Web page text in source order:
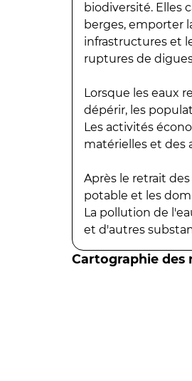
biodiversité. Elles
berges, emporter
infrastructures et
ruptures de
Lorsque les eaux
dépérir, les
Les activités
matérielles et des
Après le retrait
potable et les
La pollution de
et d'autres
Cartographie des